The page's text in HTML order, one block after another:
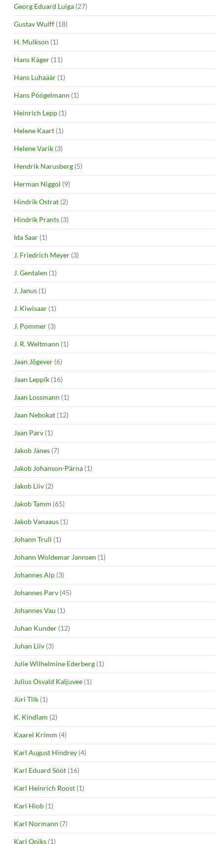
Georg Eduard Luiga (27)
Gustav Wulff (18)
H. Mulkson (1)
Hans Käger (11)
Hans Luhaäär (1)
Hans Pöögelmann (1)
Heinrich Lepp (1)
Helene Kaart (1)
Helene Varik (3)
Hendrik Narusberg (5)
Herman Niggol (9)
Hindrik Ostrat (2)
Hindrik Prants (3)
Ida Saar (1)
J. Friedrich Meyer (3)
J. Gentalen (1)
J. Janus (1)
J. Kiwisaar (1)
J. Pommer (3)
J. R. Weltmann (1)
Jaan Jõgever (6)
Jaan Leppik (16)
Jaan Lossmann (1)
Jaan Nebokat (12)
Jaan Parv (1)
Jakob Jänes (7)
Jakob Johanson-Pärna (1)
Jakob Liiv (2)
Jakob Tamm (65)
Jakob Vanaaus (1)
Johann Trull (1)
Johann Woldemar Jannsen (1)
Johannes Alp (3)
Johannes Parv (45)
Johannes Vau (1)
Juhan Kunder (12)
Juhan Liiv (3)
Julie Wilhelmine Ederberg (1)
Julius Osvald Kaljuvee (1)
Jüri Tilk (1)
K. Kindlam (2)
Kaarel Krimm (4)
Karl August Hindrey (4)
Karl Eduard Sööt (16)
Karl Heinrich Roost (1)
Karl Hiob (1)
Karl Normann (7)
Karl Oniks (1)